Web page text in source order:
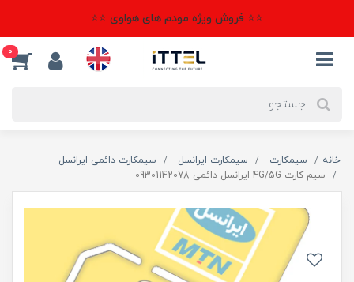
⭐⭐ فروش ویژه مودم های هواوی ⭐⭐
0
خانه سیمکارت سیمکارت ایرانسل
سیمکارت دائمی ایرانسل
سیم کارت 4G/5G ایرانسل دائمی 09301142078